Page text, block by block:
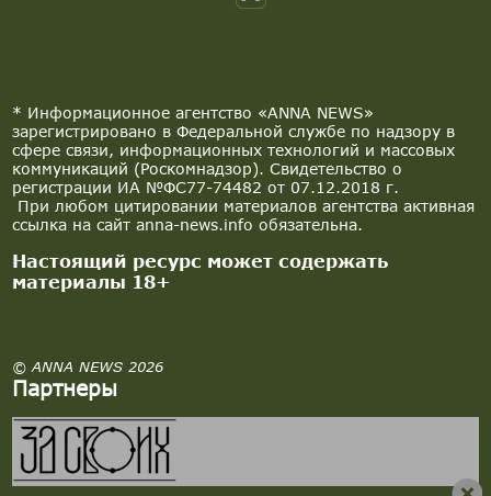
* Информационное агентство «ANNA NEWS»
зарегистрировано в Федеральной службе по надзору в
сфере связи, информационных технологий и массовых
коммуникаций (Роскомнадзор). Свидетельство о
регистрации ИА №ФС77-74482 от 07.12.2018 г.
При любом цитировании материалов агентства активная
ссылка на сайт anna-news.info обязательна.
Настоящий ресурс может содержать
материалы 18+
© ANNA NEWS 2026
Партнеры